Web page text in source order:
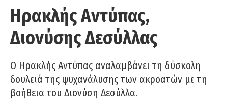
Ηρακλής Αντύπας,
Διονύσης Δεσύλλας
Ο Ηρακλής Αντύπας αναλαμβάνει τη δύσκολη
δουλειά της ψυχανάλυσης των ακροατών με τη
βοήθεια του Διονύση Δεσύλλα.